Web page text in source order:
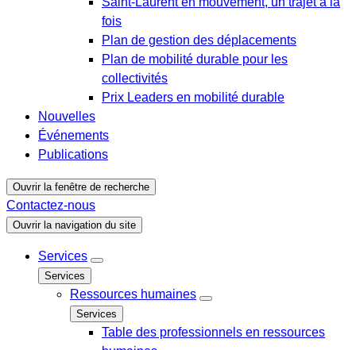
fois
Plan de gestion des déplacements
Plan de mobilité durable pour les
collectivités
Prix Leaders en mobilité durable
Nouvelles
Événements
Publications
Ouvrir la fenêtre de recherche
Contactez-nous
Ouvrir la navigation du site
Services
Services
Ressources humaines
Services
Table des professionnels en ressources